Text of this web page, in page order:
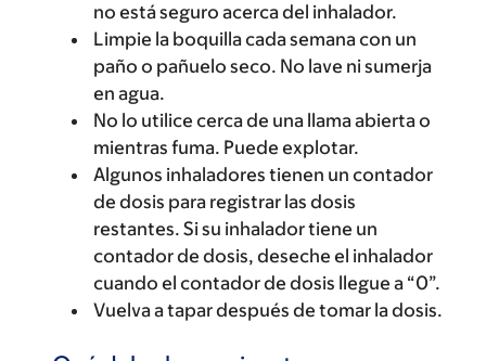
no está seguro acerca del inhalador.
Limpie la boquilla cada semana con un
paño o pañuelo seco. No lave ni sumerja
en agua.
No lo utilice cerca de una llama abierta o
mientras fuma. Puede explotar.
Algunos inhaladores tienen un contador
de dosis para registrar las dosis
restantes. Si su inhalador tiene un
contador de dosis, deseche el inhalador
cuando el contador de dosis llegue a “0”.
Vuelva a tapar después de tomar la dosis.